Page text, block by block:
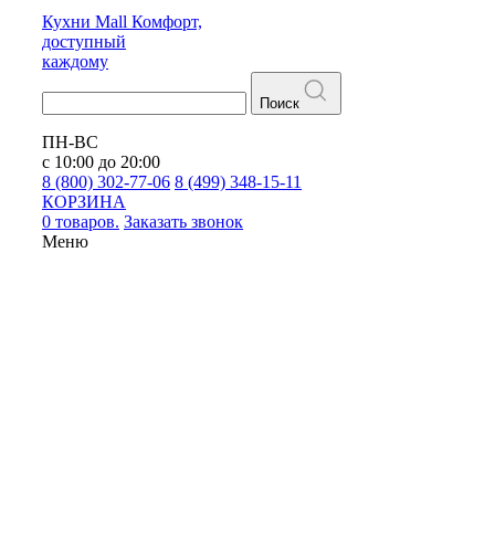
Кухни Mall Комфорт,
доступный
каждому
Поиск
ПН-ВС
с 10:00 до 20:00
8 (800) 302-77-06 8 (499) 348-15-11
КОРЗИНА
0 товаров. Заказать звонок
Меню